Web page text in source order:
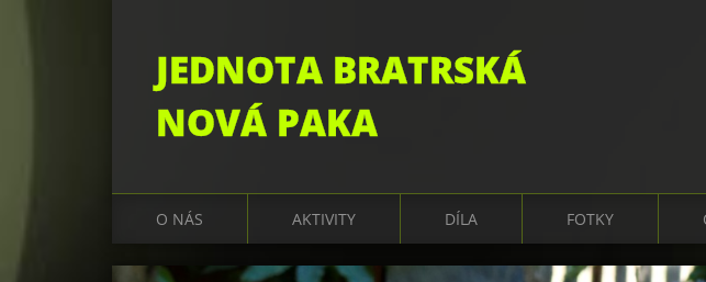
JEDNOTA BRATRSKÁ
NOVÁ PAKA
O NÁS AKTIVITY DÍLA FOTKY